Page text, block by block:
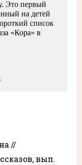
Это первый
на детей
список
«Кора» в
//
вып.